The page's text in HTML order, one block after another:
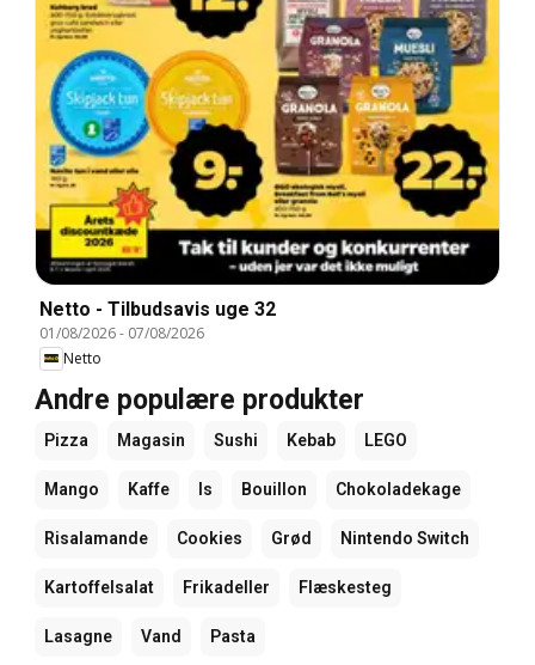
Netto - Tilbudsavis uge 32
01/08/2026- 07/08/2026
Netto
Andre populære produkter
Pizza Magasin Sushi Kebab LEGO
Mango Kaffe Is Bouillon Chokoladekage
Risalamande Cookies Grød Nintendo Switch
Kartoffelsalat Frikadeller Flæskesteg
Lasagne Vand Pasta